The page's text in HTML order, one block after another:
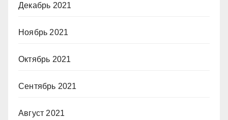
Декабрь 2021
Ноябрь 2021
Октябрь 2021
Сентябрь 2021
Август 2021